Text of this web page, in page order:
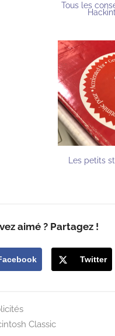
Tous les
Les petits
aimé ? Partagez !
Twitter
Classic